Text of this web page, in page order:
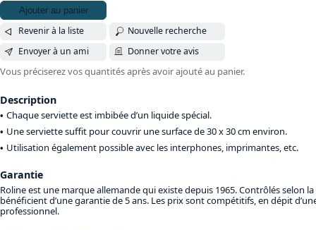
Ajouter au panier
Revenir à la liste
Nouvelle recherche
Envoyer à un ami
Donner votre avis
Vous préciserez vos quantités après avoir ajouté au panier.
Description
Chaque serviette est imbibée d’un liquide spécial.
Une serviette suffit pour couvrir une surface de 30 x 30 cm environ.
Utilisation également possible avec les interphones, imprimantes, etc.
Garantie
Roline est une marque allemande qui existe depuis 1965. Contrôlés selon
bénéficient d’une garantie de 5 ans. Les prix sont compétitifs, en dépit
professionnel.